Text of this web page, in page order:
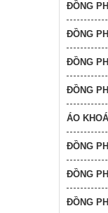
ĐỒNG
ĐỒNG
ĐỒNG
ĐỒNG
ÁO
ĐỒNG
ĐỒNG
ĐỒNG